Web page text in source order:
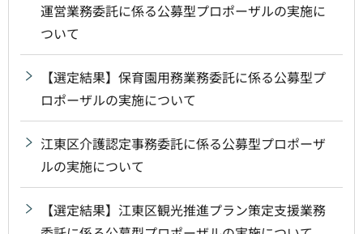
運営業務委託に係る公募型プロポーザルの実施に
ついて
【選定結果】保育園用務業務委託に係る公募型プ
ロポーザルの実施について
江東区介護認定事務委託に係る公募型プロポーザ
ルの実施について
【選定結果】江東区観光推進プラン策定支援業務